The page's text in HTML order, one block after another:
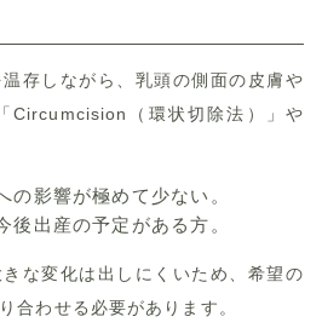
存しながら、乳頭の側面の皮膚や
Circumcision（環状切除法）」や
の影響が極めて少ない。
後出産の予定がある方。
な変化は出しにくいため、希望の
合わせる必要があります。